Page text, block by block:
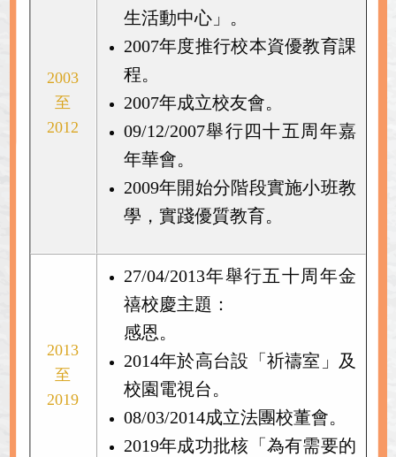
2003
至
2012
生活動中心」。
2007年度推行校本資優教育課
程。
2007年成立校友會。
09/12/2007舉行四十五周年嘉
年華會。
2009年開始分階段實施小班教
學，實踐優質教育。
2013
至
2019
27/04/2013年舉行五十周年金
禧校慶主題：
感恩。
2014年於高台設「祈禱室」及
校園電視台。
08/03/2014成立法團校董會。
2019年成功批核「為有需要的